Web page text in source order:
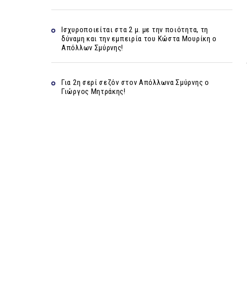
Ισχυροποιείται στα 2 μ. με την ποιότητα, τη
δύναμη και την εμπειρία του Κώστα Μουρίκη ο
Απόλλων Σμύρνης!
Για 2η σερί σεζόν στον Απόλλωνα Σμύρνης ο
Γιώργος Μητράκης!